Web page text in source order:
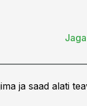
Jaga
ja saad alati